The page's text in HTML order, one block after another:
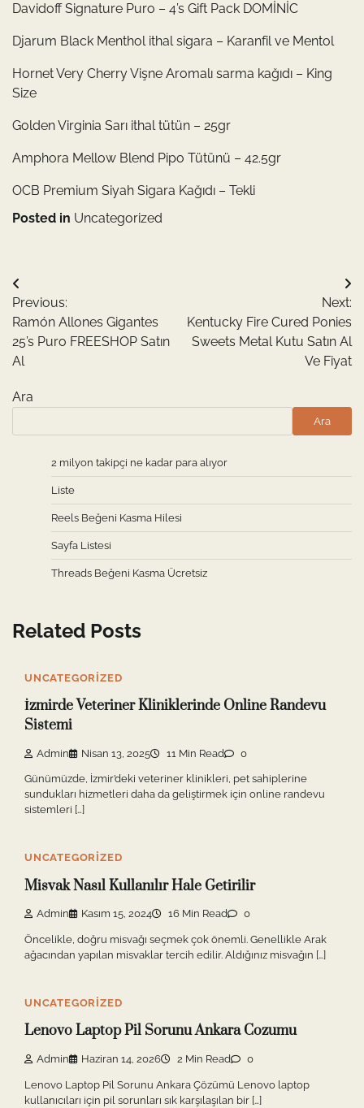
Davidoff Signature Puro – 4’s Gift Pack DOMİNİC
Djarum Black Menthol ithal sigara – Karanfil ve Mentol
Hornet Very Cherry Vişne Aromalı sarma kağıdı – King
Size
Golden Virginia Sarı ithal tütün – 25gr
Amphora Mellow Blend Pipo Tütünü – 42.5gr
OCB Premium Siyah Sigara Kağıdı – Tekli
Posted in Uncategorized
Yazı
gezinmesi
Previous:
Ramón Allones Gigantes
25’s Puro FREESHOP Satın
Al
Next:
Kentucky Fire Cured Ponies
Sweets Metal Kutu Satın Al
Ve Fiyat
Ara
Ara
2 milyon takipçi ne kadar para alıyor
Liste
Reels Beğeni Kasma Hilesi
Sayfa Listesi
Threads Beğeni Kasma Ücretsiz
Related Posts
UNCATEGORIZED
İzmirde Veteriner Kliniklerinde Online Randevu
Sistemi
Admin Nisan 13, 2025 11 Min Read 0
Günümüzde, İzmir’deki veteriner klinikleri, pet sahiplerine
sundukları hizmetleri daha da geliştirmek için online randevu
sistemleri […]
UNCATEGORIZED
Misvak Nasıl Kullanılır Hale Getirilir
Admin Kasım 15, 2024 16 Min Read 0
Öncelikle, doğru misvağı seçmek çok önemli. Genellikle Arak
ağacından yapılan misvaklar tercih edilir. Aldığınız misvağın […]
UNCATEGORIZED
Lenovo Laptop Pil Sorunu Ankara Cozumu
Admin Haziran 14, 2026 2 Min Read 0
Lenovo Laptop Pil Sorunu Ankara Çözümü Lenovo laptop
kullanıcıları için pil sorunları sık karşılaşılan bir […]